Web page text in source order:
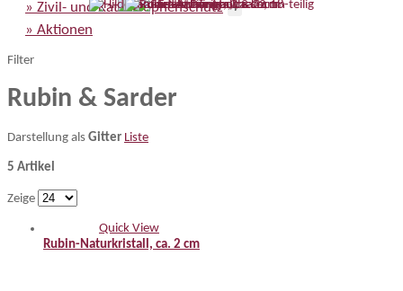
» Zivil- und Katastrophenschutz +
» Aktionen
Filter
Rubin & Sarder
Darstellung als Gitter Liste
5 Artikel
Zeige
Quick View
Rubin-Naturkristall, ca. 2 cm